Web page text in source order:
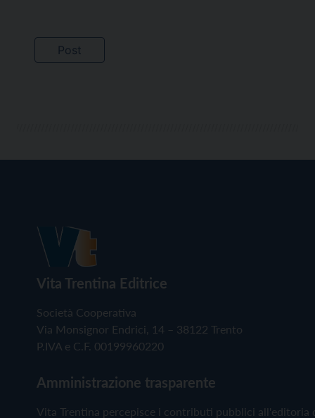
Vita Trentina Editrice
Società Cooperativa
Via Monsignor Endrici, 14 – 38122 Trento
P.IVA e C.F. 00199960220
Amministrazione trasparente
Vita Trentina percepisce i contributi pubblici all'editoria